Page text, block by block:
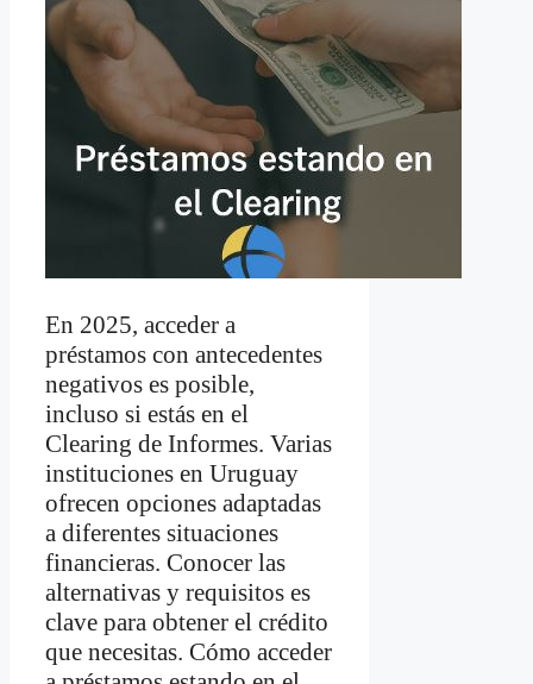
En 2025, acceder a
préstamos con antecedentes
negativos es posible,
incluso si estás en el
Clearing de Informes. Varias
instituciones en Uruguay
ofrecen opciones adaptadas
a diferentes situaciones
financieras. Conocer las
alternativas y requisitos es
clave para obtener el crédito
que necesitas. Cómo acceder